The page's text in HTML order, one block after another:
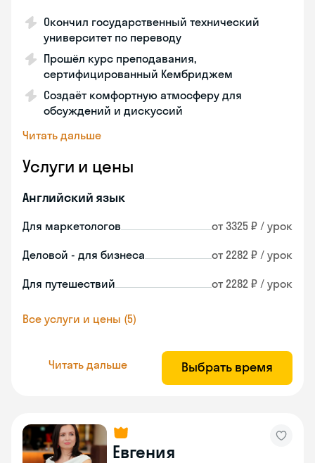
Окончил государственный технический
университет по переводу
Прошёл курс преподавания,
сертифицированный Кембриджем
Создаёт комфортную атмосферу для
обсуждений и дискуссий
Читать дальше
Услуги и цены
Английский язык
Для маркетологов от 3325 ₽ / урок
Деловой - для бизнеса от 2282 ₽ / урок
Для путешествий от 2282 ₽ / урок
Все услуги и цены (5)
Читать дальше Выбрать время
Евгения